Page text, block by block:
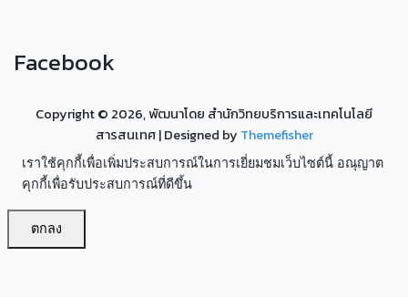
Facebook
Copyright © 2026, พัฒนาโดย สำนักวิทยบริการและเทคโนโลยี
สารสนเทศ| Designed by Themefisher
เราใช้คุกกี้เพื่อเพิ่มประสบการณ์ในการเยี่ยมชมเว็บไซต์นี้ อณุญาต
คุกกี้เพื่อรับประสบการณ์ที่ดีขึ้น
ตกลง